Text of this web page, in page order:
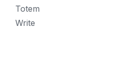
Totem
Write